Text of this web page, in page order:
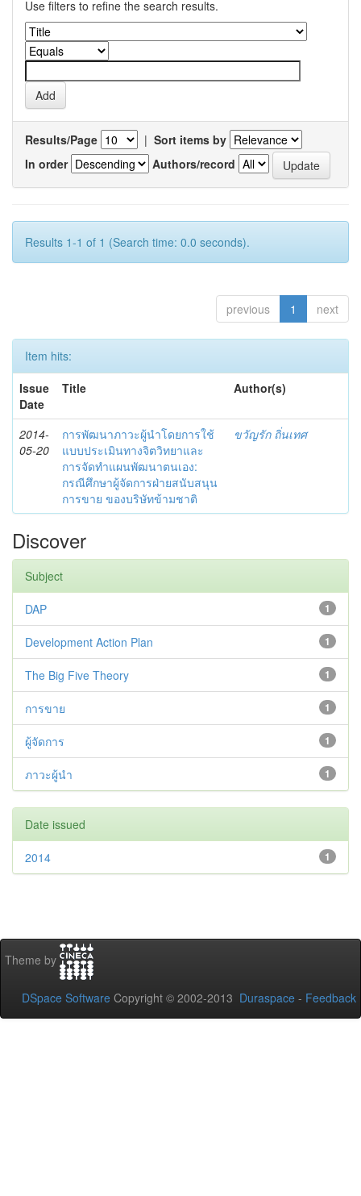
Use filters to refine the search results.
Results/Page | Sort items by
In order
Authors/record
Results 1-1 of 1 (Search time: 0.0 seconds).
previous 1 next
Item hits:
Issue
Date
Title Author(s)
2014-
05-20
การพัฒนาภาวะผู้นำโดยการใช้
แบบประเมินทางจิตวิทยาและ
การจัดทำแผนพัฒนาตนเอง:
กรณีศึกษาผู้จัดการฝ่ายสนับสนุน
การขาย ของบริษัทข้ามชาติ
ขวัญรัก ถิ่นเทศ
Discover
Subject
1
DAP
1
Development Action Plan
1
The Big Five Theory
1
การขาย
1
ผู้จัดการ
1
ภาวะผู้นำ
Date issued
1
2014
Theme by
DSpace Software Copyright © 2002-2013 Duraspace - Feedback